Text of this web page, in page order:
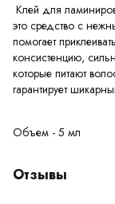
Клей для
это средство с
помогает
консистенцию,
которые питают
гарантирует
Объем - 5 мл
Отзывы